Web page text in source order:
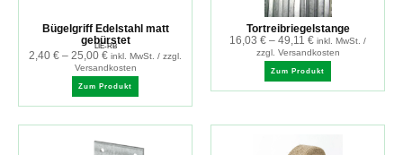
Bügelgriff Edelstahl matt
gebürstet
LIE-RB
2,40 € – 25,00 € inkl. MwSt. / zzgl.
Versandkosten
Zum Produkt
Tortreibriegelstange
16,03 € – 49,11 € inkl. MwSt. /
zzgl. Versandkosten
Zum Produkt